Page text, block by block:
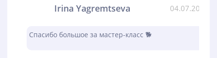
Irina Yagremtseva 04.07.2023
Спасибо большое за мастер-класс 🐕